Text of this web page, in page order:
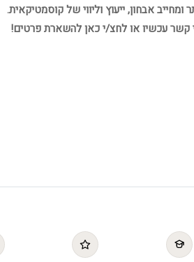
אבחון, ייעוץ וליווי של קוסמטיקאית.
קשר עכשיו או לחצ/י כאן להשארת פרטים!